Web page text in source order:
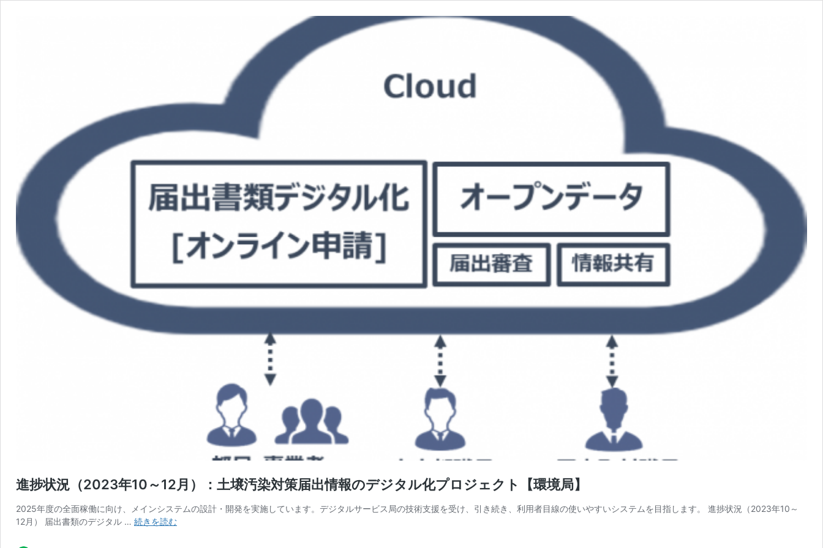
進捗状況（2023年10～12月）：土壌汚染対策届出情報のデジタル化プロジェクト【環境局】
2025年度の全面稼働に向け、メインシステムの設計・開発を実施しています。デジタルサービス局の技術支援を受け、引き続き、利用者目線の使いやすいシステムを目指します。 進捗状況（2023年10～
12月） 届出書類のデジタル … 続きを読む進